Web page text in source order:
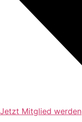
Jetzt Mitglied werden